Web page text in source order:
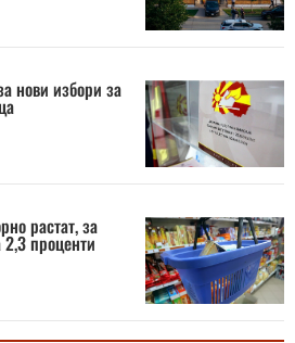
нови избори за
растат, за
проценти